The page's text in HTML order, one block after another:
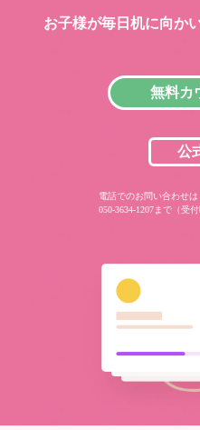
お子様が毎日机に向か
無料カ
公
電話でのお問い合わせは
050-3634-1207まで（受